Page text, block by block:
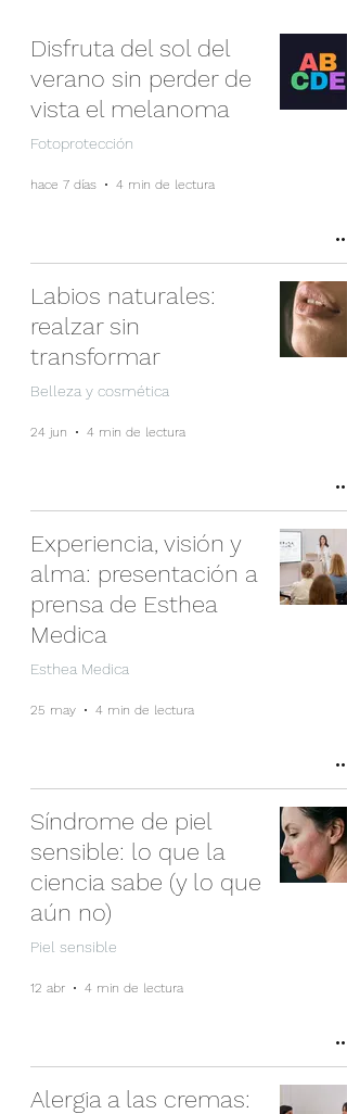
Disfruta del sol del
verano sin perder de
vista el melanoma
Fotoprotección
hace 7 días 4 min de lectura
Labios naturales:
realzar sin
transformar
Belleza y cosmética
24 jun 4 min de lectura
Experiencia, visión y
alma: presentación a
prensa de Esthea
Medica
Esthea Medica
25 may 4 min de lectura
Síndrome de piel
sensible: lo que la
ciencia sabe (y lo que
aún no)
Piel sensible
12 abr 4 min de lectura
Alergia a las cremas: